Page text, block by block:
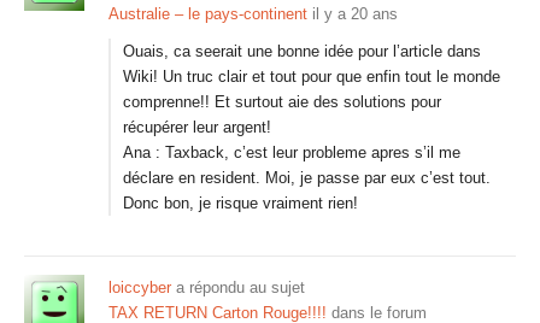
Australie – le pays-continent il y a 20 ans
Ouais, ca seerait une bonne idée pour l’article dans
Wiki! Un truc clair et tout pour que enfin tout le monde
comprenne!! Et surtout aie des solutions pour
récupérer leur argent!
Ana : Taxback, c’est leur probleme apres s’il me
déclare en resident. Moi, je passe par eux c’est tout.
Donc bon, je risque vraiment rien!
loiccyber a répondu au sujet
TAX RETURN Carton Rouge!!!! dans le forum